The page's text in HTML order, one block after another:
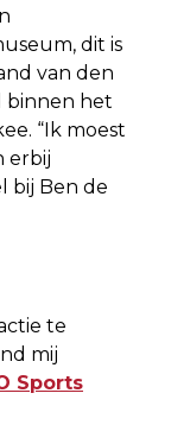
dit is
van den
binnen het
“Ik moest
erbij
bij Ben de
te
mij
Sports